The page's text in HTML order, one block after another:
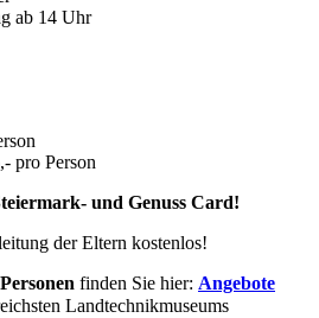
ab 14 Uhr
pro Person
und Genuss Card!
der Eltern kostenlos!
finden Sie hier: Angebote